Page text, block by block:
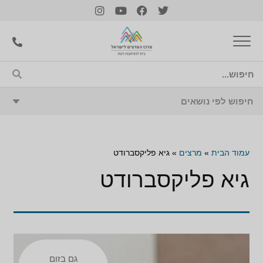
עמוד הבית » מרצים »גיא פליקסברודט
גיא פליקסברודט
גם בזום